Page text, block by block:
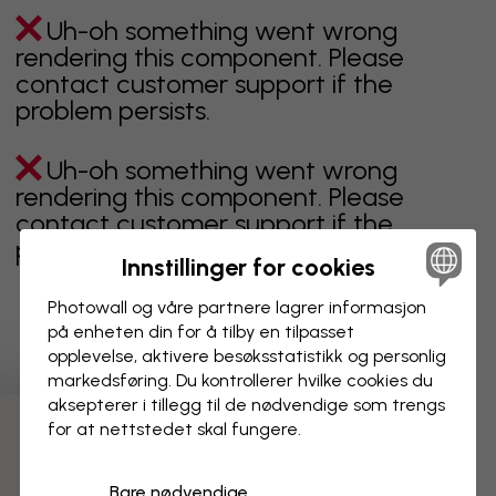
Uh-oh something went wrong
rendering this component. Please
contact customer support if the
problem persists.
Uh-oh something went wrong
rendering this component. Please
contact customer support if the
problem persists.
Viser side 1 av 1 sider
Oppdag fleire kategoriar
Innstillinger for cookies
Photowall og våre partnere lagrer informasjon
på enheten din for å tilby en tilpasset
opplevelse, aktivere besøks­statistikk og personlig
markedsføring. Du kontrollerer hvilke cookies du
aksepterer i tillegg til de nødvendige som trengs
for at nettstedet skal fungere.